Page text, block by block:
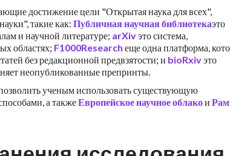
достижение цели "Открытая наука для всех",
такие как: Публичная научная библиотекаэто
и научной литературе; arXivэто система,
областях; F1000Research еще одна платформа,
без редакционной предвзятости; и bioRxivэто
неопубликованные препринты.
ученым использовать существующую
а такжеЕвропейское научное облакои